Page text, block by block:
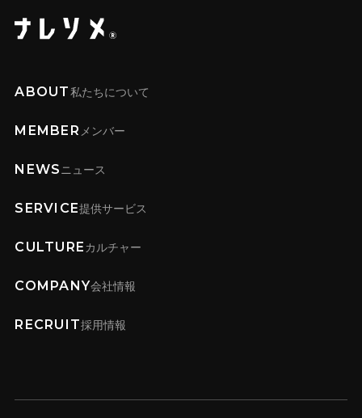
ABOUT私たちについて
MEMBER メンバー
NEWS ニュース
SERVICE提供サービス
CULTURE カルチャー
COMPANY会社情報
RECRUIT採用情報